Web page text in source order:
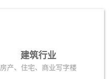
建筑行业
房产、住宅、商业写字楼